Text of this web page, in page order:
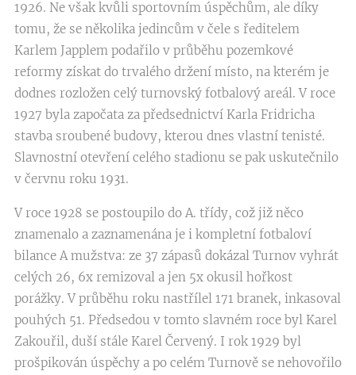
1926. Ne však kvůli sportovním úspěchům, ale díky
tomu, že se několika jedincům v čele s ředitelem
Karlem Japplem podařilo v průběhu pozemkové
reformy získat do trvalého držení místo, na kterém je
dodnes rozložen celý turnovský fotbalový areál. V roce
1927 byla započata za předsednictví Karla Fridricha
stavba sroubené budovy, kterou dnes vlastní tenisté.
Slavnostní otevření celého stadionu se pak uskutečnilo
v červnu roku 1931.
V roce 1928 se postoupilo do A. třídy, což již něco
znamenalo a zaznamenána je i kompletní fotbaloví
bilance A mužstva: ze 37 zápasů dokázal Turnov vyhrát
celých 26, 6x remizoval a jen 5x okusil hořkost
porážky. V průběhu roku nastřílel 171 branek, inkasoval
pouhých 51. Předsedou v tomto slavném roce byl Karel
Zakouřil, duší stále Karel Červený. I rok 1929 byl
prošpikován úspěchy a po celém Turnově se nehovořilo